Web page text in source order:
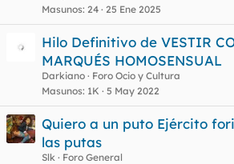
Masunos 24 25 Ene 2025
Hilo Definitivo de VESTIR
MARQUÉS HOMOSENSUAL
Darkiano
Foro Ocio y Cultura
Masunos 1K 5 May 2022
Quiero a un puto Ejército
las putas
Slk
Foro General